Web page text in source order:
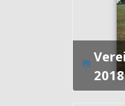
Vereinsmeisterschaft
2018